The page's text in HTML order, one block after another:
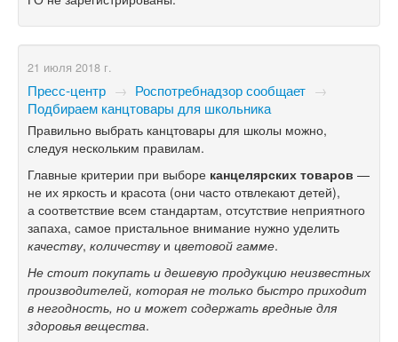
21 июля 2018 г.
Пресс-центр → Роспотребнадзор сообщает →
Подбираем канцтовары для школьника
Правильно выбрать канцтовары для школы можно,
следуя нескольким правилам.
Главные критерии при выборе канцелярских товаров —
не их яркость и красота (они часто отвлекают детей),
а соответствие всем стандартам, отсутствие неприятного
запаха, самое пристальное внимание нужно уделить
качеству, количествуи цветовой гамме.
Не стоит покупать и дешевую продукцию неизвестных
производителей, которая не только быстро приходит
в негодность, но и может содержать вредные для
здоровья вещества.